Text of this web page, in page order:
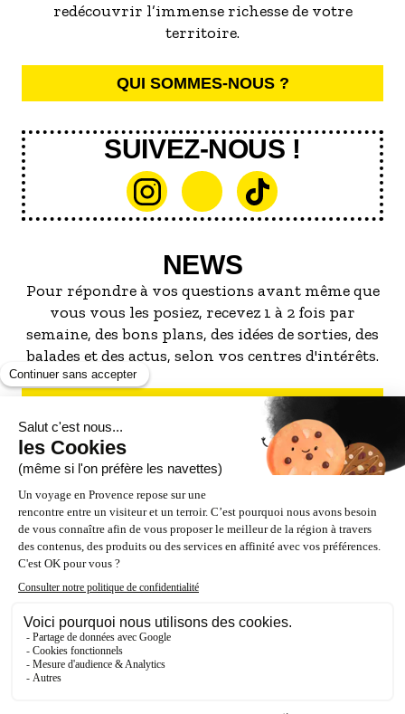
redécouvrir l’immense richesse de votre
territoire.
QUI SOMMES-NOUS ?
SUIVEZ-NOUS !
NEWS
Pour répondre à vos questions avant même que
vous vous les posiez, recevez 1 à 2 fois par
semaine, des bons plans, des idées de sorties, des
balades et des actus, selon vos centres d'intérêts.
S'INSCRIRE À LA NEWSLETTER
NOS PARTENAIRES
ESPACE PRO / PRESSE